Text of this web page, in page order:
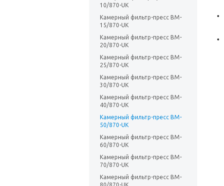
10/870-UK
Камерный фильтр-пресс BM-
15/870-UK
Камерный фильтр-пресс BM-
20/870-UK
Камерный фильтр-пресс BM-
25/870-UK
Камерный фильтр-пресс BM-
30/870-UK
Камерный фильтр-пресс BM-
40/870-UK
Камерный фильтр-пресс BM-
50/870-UK
Камерный фильтр-пресс BM-
60/870-UK
Камерный фильтр-пресс BM-
70/870-UK
Камерный фильтр-пресс BM-